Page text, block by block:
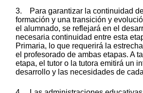
3. Para garantizar la continuidad
formación y una transición y
el alumnado, se reflejará en el
necesaria continuidad entre esta
Primaria, lo que requerirá la
el profesorado de ambas etapas. A
etapa, el tutor o la tutora emitirá un
desarrollo y las necesidades de